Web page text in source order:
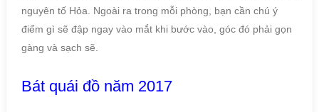
nguyên tố Hỏa. Ngoài ra trong mỗi phòng, bạn cần chú ý
điểm gì sẽ đập ngay vào mắt khi bước vào, góc đó phải gọn
gàng và sạch sẽ.
Bát quái đồ năm 2017